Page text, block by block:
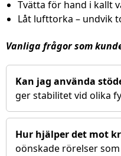
Tvätta för hand i kallt
Låt lufttorka – undvik
Vanliga frågor som
Kan jag använda
ger stabilitet vid olika
Hur hjälper det mot
oönskade rörelser